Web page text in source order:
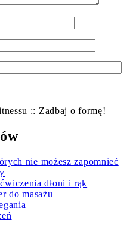
:: Zadbaj o formę!
nie możesz zapomnieć
dłoni i rąk
do masażu